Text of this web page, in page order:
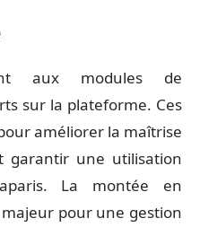
aux modules de
sur la plateforme. Ces
améliorer la maîtrise
garantir une utilisation
La montée en
pour une gestion